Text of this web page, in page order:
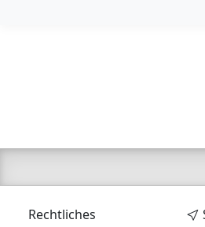
Rechtliches